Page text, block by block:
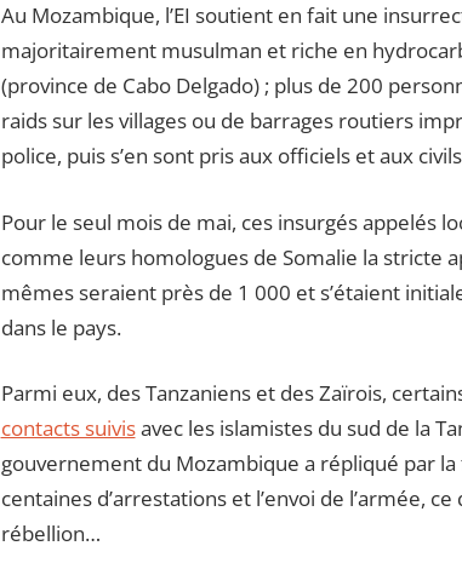
Au Mozambique, l’EI soutient en fait une
majoritairement musulman et riche en
(province de Cabo Delgado) ; plus de 200
raids sur les villages ou de barrages routiers
police, puis s’en sont pris aux officiels et aux
Pour le seul mois de mai, ces insurgés appelés
comme leurs homologues de Somalie la stricte
mêmes seraient près de 1 000 et s’étaient
dans le pays.
Parmi eux, des Tanzaniens et des Zaïrois,
contacts suivisavec les islamistes du sud de la
gouvernement du Mozambique a répliqué par
centaines d’arrestations et l’envoi de l’armée,
rébellion…